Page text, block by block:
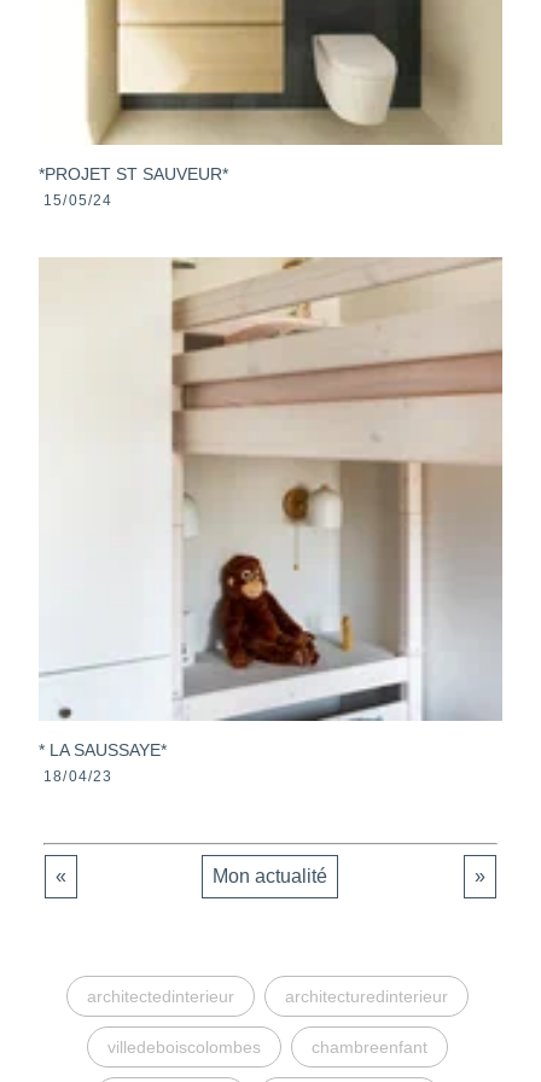
*PROJET ST SAUVEUR*
15/05/24
* LA SAUSSAYE*
18/04/23
« Mon actualité »
architectedinterieur architecturedinterieur
villedeboiscolombes chambreenfant